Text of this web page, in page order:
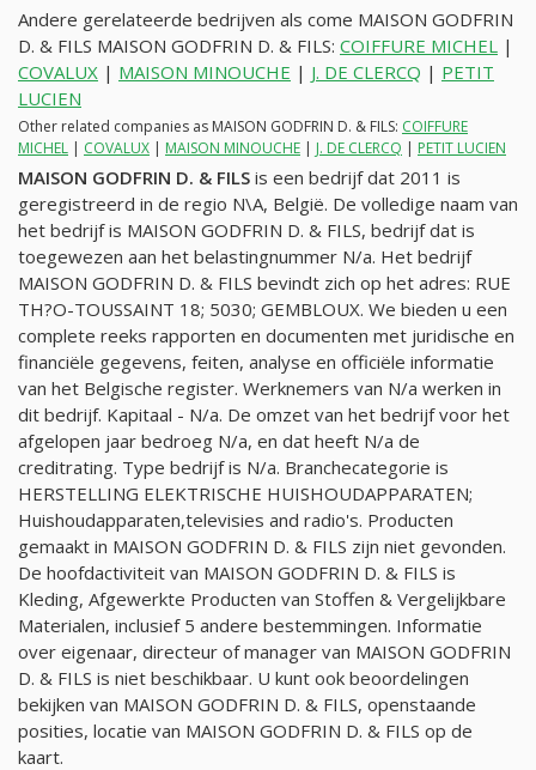
Andere gerelateerde bedrijven als come MAISON GODFRIN
D. & FILS MAISON GODFRIN D. & FILS: COIFFURE MICHEL |
COVALUX | MAISON MINOUCHE | J. DE CLERCQ | PETIT
LUCIEN
Other related companies as MAISON GODFRIN D. & FILS: COIFFURE
MICHEL | COVALUX | MAISON MINOUCHE | J. DE CLERCQ | PETIT LUCIEN
MAISON GODFRIN D. & FILS is een bedrijf dat 2011 is
geregistreerd in de regio N\A, België. De volledige naam van
het bedrijf is MAISON GODFRIN D. & FILS, bedrijf dat is
toegewezen aan het belastingnummer N/a. Het bedrijf
MAISON GODFRIN D. & FILS bevindt zich op het adres: RUE
TH?O-TOUSSAINT 18; 5030; GEMBLOUX. We bieden u een
complete reeks rapporten en documenten met juridische en
financiële gegevens, feiten, analyse en officiële informatie
van het Belgische register. Werknemers van N/a werken in
dit bedrijf. Kapitaal - N/a. De omzet van het bedrijf voor het
afgelopen jaar bedroeg N/a, en dat heeft N/a de
creditrating. Type bedrijf is N/a. Branchecategorie is
HERSTELLING ELEKTRISCHE HUISHOUDAPPARATEN;
Huishoudapparaten,televisies and radio's. Producten
gemaakt in MAISON GODFRIN D. & FILS zijn niet gevonden.
De hoofdactiviteit van MAISON GODFRIN D. & FILS is
Kleding, Afgewerkte Producten van Stoffen & Vergelijkbare
Materialen, inclusief 5 andere bestemmingen. Informatie
over eigenaar, directeur of manager van MAISON GODFRIN
D. & FILS is niet beschikbaar. U kunt ook beoordelingen
bekijken van MAISON GODFRIN D. & FILS, openstaande
posities, locatie van MAISON GODFRIN D. & FILS op de
kaart.